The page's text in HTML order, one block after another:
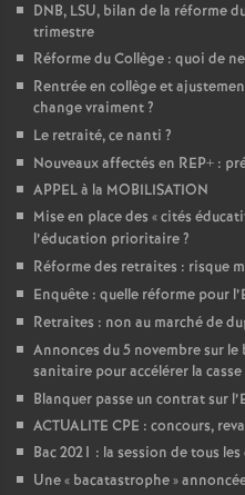
DNB, LSU, bilan de la réforme
trimestre
Réforme du Collège : quoi de
Rentrée en collège et
change vraiment?
Le retraité, ce nanti ?
Nouveaux affectés en REP+ :
APPEL à la MOBILISATION
Mise en place des «cités
l’éducation prioritaire?
Réforme des retraites : risque
Enquête : quelle réforme pour
Retraites : non au marché de
Annonces du 5 novembre sur
sanitaire pour accélérer la
Blanquer passe un contrat sur
ACTUALITE CPE : concours,
Bac 2021 : la session de tous
Une « bacatastrophe»